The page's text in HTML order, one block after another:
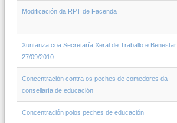
Modificación da RPT de Facenda
Xuntanza coa Secretaría Xeral de Traballo e
27/09/2010
Concentración contra os peches de comedores da
consellaría de educación
Concentración polos peches de educación